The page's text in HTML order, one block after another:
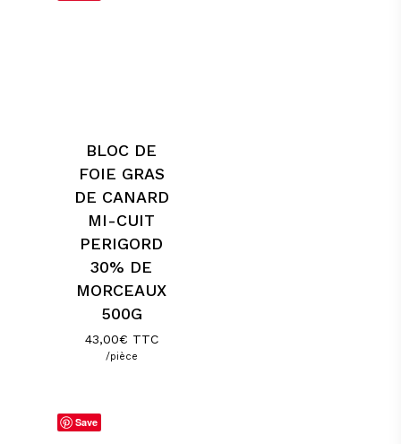
BLOC DE
FOIE GRAS
DE CANARD
MI-CUIT
PERIGORD
30% DE
MORCEAUX
500G
43,00€ TTC
/pièce
Save